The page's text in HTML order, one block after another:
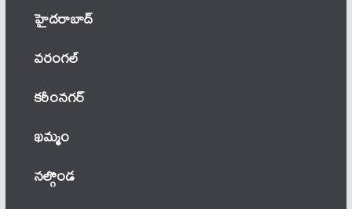
హైదరాబాద్
వ‌రంగ‌ల్
కరీంనగర్
ఖ‌మ్మం
నల్గొండ